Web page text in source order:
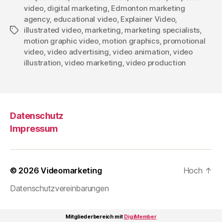
Schlagwörter
video, digital marketing, Edmonton marketing
agency, educational video, Explainer Video,
illustrated video, marketing, marketing specialists,
motion graphic video, motion graphics, promotional
video,video advertising,video animation,video
illustration,video marketing,video production
Datenschutz
Impressum
© 2026Videomarketing
Datenschutzvereinbarungen
Hoch ↑
Mitgliederbereich mit DigiMember